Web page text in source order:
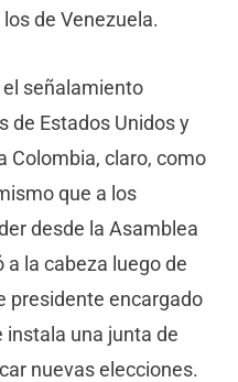
de Venezuela.
señalamiento
de Estados Unidos y
Colombia, claro, como
que a los
desde la Asamblea
a la cabeza luego de
presidente encargado
instala una junta de
nuevas elecciones.